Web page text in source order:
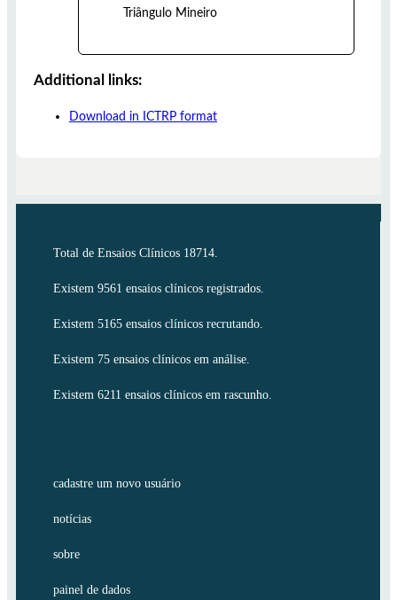
Triângulo Mineiro
Additional links:
Download in ICTRP format
Total de Ensaios Clínicos 18714.
Existem 9561 ensaios clínicos registrados.
Existem 5165 ensaios clínicos recrutando.
Existem 75 ensaios clínicos em análise.
Existem 6211 ensaios clínicos em rascunho.
cadastre um novo usuário
notícias
sobre
painel de dados